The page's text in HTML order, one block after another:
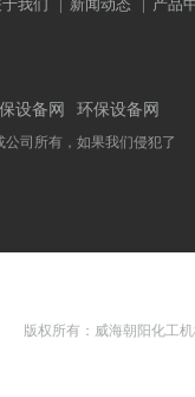
于我们 | 新闻动态 | 产品
设备网 环保设备网
司所有，如果我们侵犯了
版权所有：威海朝阳化工